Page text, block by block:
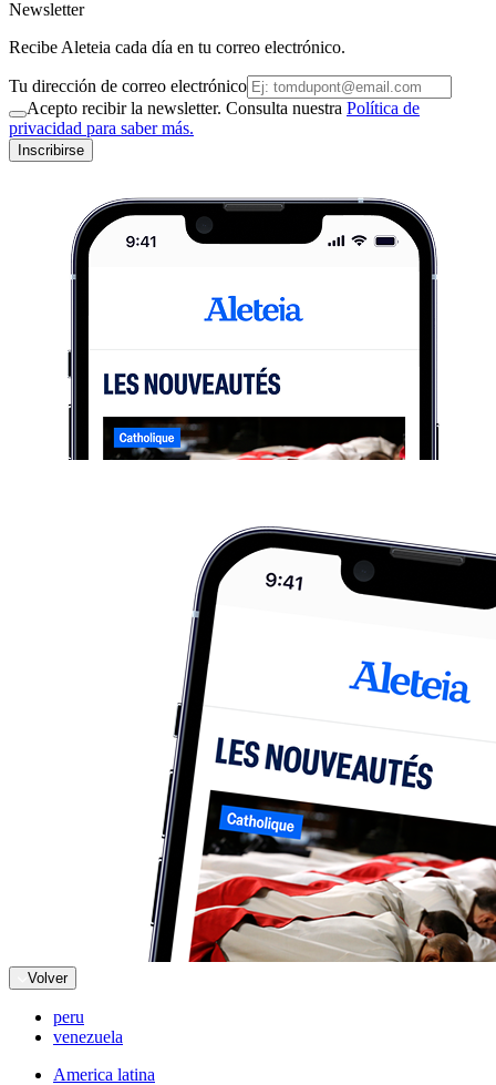
Newsletter
Recibe Aleteia cada día en tu correo electrónico.
Tu dirección de correo electrónico
Acepto recibir la newsletter. Consulta nuestra Política de
privacidad para saber más.
Inscribirse
Volver
peru
venezuela
America latina